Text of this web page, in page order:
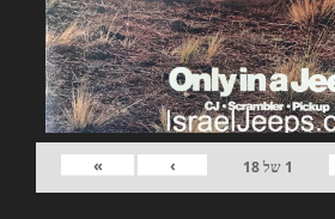
1 של18
›
»